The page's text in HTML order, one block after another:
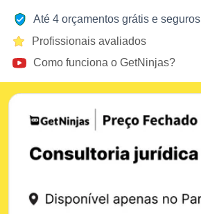
Até 4 orçamentos grátis e seguros
Profissionais avaliados
Como funciona o GetNinjas?